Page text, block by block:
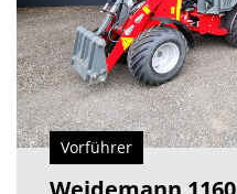
Vorführer